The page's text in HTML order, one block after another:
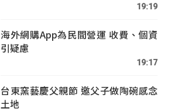
19:19
海外網購App為民間營運 收費、個資
引疑慮
19:17
台東窯藝慶父親節 邀父子做陶碗感念
土地